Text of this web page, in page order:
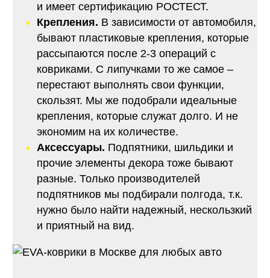
и имеет сертификацию РОСТЕСТ.
Крепления. В зависимости от автомобиля,
бывают пластиковые крепления, которые
рассыпаются после 2-3 операций с
ковриками. С липучками то же самое –
перестают выполнять свои функции,
скользят. Мы же подобрали идеальные
крепления, которые служат долго. И не
экономим на их количестве.
Аксессуары. Подпятники, шильдики и
прочие элементы декора тоже бывают
разные. Только производителей
подпятников мы подбирали полгода, т.к.
нужно было найти надежный, нескользкий
и приятный на вид.